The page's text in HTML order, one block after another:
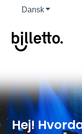
DanskVis
Hej!